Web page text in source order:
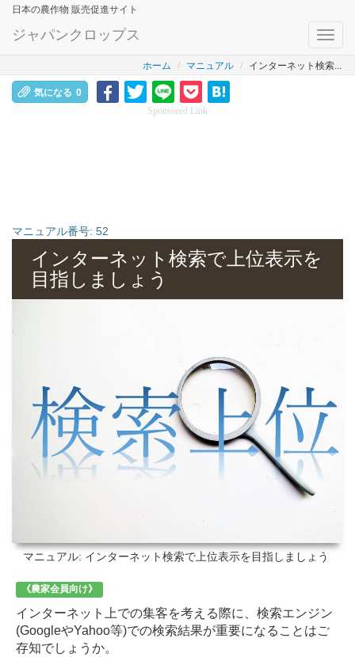
日本の農作物 販売促進サイト
ジャパンクロップス
ホーム マニュアル インターネット検索...
気になる 0
Sponsored Link
マニュアル番号: 52
インターネット検索で上位表示を
目指しましょう
マニュアル: インターネット検索で上位表示を目指しましょう
《農家会員向け》
インターネット上での集客を考える際に、検索エンジン
(GoogleやYahoo等)での検索結果が重要になることはご
存知でしょうか。